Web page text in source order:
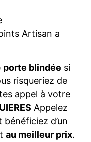
Artisan a
porte blindée si
risqueriez de
appel à votre
Appelez
bénéficiez d’un
au meilleur prix.